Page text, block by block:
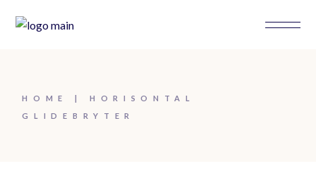
HOME
HORISONTAL
GLIDEBRYTER